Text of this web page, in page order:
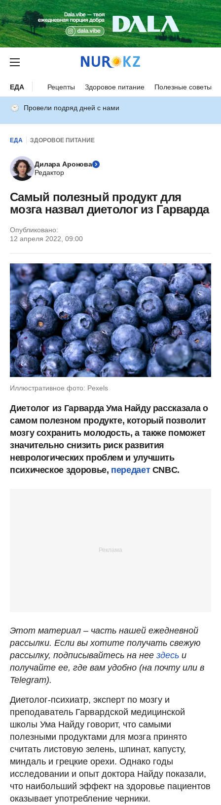
ЕДА Рецепты Здоровое питание Полезные советы
Провели подряд дней с нами
ЕДА ЗДОРОВОЕ ПИТАНИЕ
Дилара Аронова
Редактор
Самый полезный продукт для
мозга назвал диетолог из Гарварда
Опубликовано:
12 апреля 2022, 09:00
Иллюстративное фото: Pexels
Диетолог из Гарварда Ума Найду рассказала о
самом полезном продукте, который позволит
мозгу сохранить молодость, а также поможет
значительно снизить риск развития
неврологических проблем и улучшить
психическое здоровье, передаетCNBC.
Этот материал – часть нашей ежедневной
рассылки. Если вы хотите получать свежую
рассылку, подписывайтесь на нее здесь и
получайте ее, где вам удобно (на почту или в
Telegram).
Диетолог-психиатр, эксперт по мозгу и
преподаватель Гарвардской медицинской
школы Ума Найду говорит, что самыми
полезными продуктами для мозга принято
считать листовую зелень, шпинат, капусту,
миндаль и грецкие орехи. Однако годы
исследовании и опыт доктора Найду показали,
что наибольший эффект на здоровье пациентов
оказывает употребление черники.